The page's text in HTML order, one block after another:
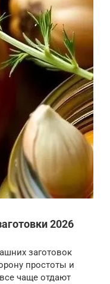
2026
заготовок
простоты и
чаще отдают